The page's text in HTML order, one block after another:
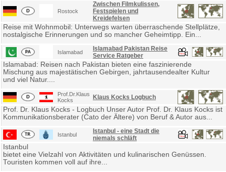
Rostock
Zwischen Filmkulissen,
Festspielen und
Kreidefelsen
Reise mit Wohnmobil: Unterwegs warten überraschende Stellplätze,
nostalgische Erinnerungen und so mancher Geheimtipp. Ein...
Islamabad
Islamabad Pakistan Reise
Service Ratgeber
Islamabad: Reisen nach Pakistan bieten eine faszinierende
Mischung aus majestätischen Gebirgen, jahrtausendealter Kultur
und viel Natur....
Prof.Dr.Klaus
Kocks
Klaus Kocks Logbuch
Prof. Dr. Klaus Kocks - Logbuch Unser Autor Prof. Dr. Klaus Kocks ist
Kommunikationsberater (Cato der Ältere) von Beruf & Autor aus...
Istanbul
Istanbul - eine Stadt die
niemals schläft
Istanbul
bietet eine Vielzahl von Aktivitäten und kulinarischen Genüssen.
Touristen kommen voll auf ihre...